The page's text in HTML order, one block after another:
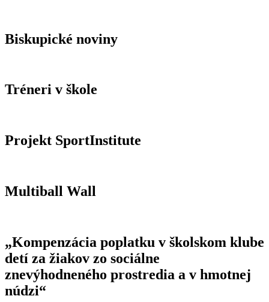
Biskupické noviny
Tréneri v škole
Projekt SportInstitute
Multiball Wall
„Kompenzácia poplatku v školskom klube
detí za žiakov zo sociálne
znevýhodneného prostredia a v hmotnej
núdzi“